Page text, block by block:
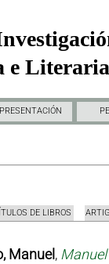
e
PRESENTACIÓN
DE LIBROS
Manuel,